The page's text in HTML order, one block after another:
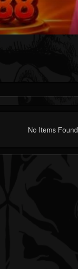
No Items Found